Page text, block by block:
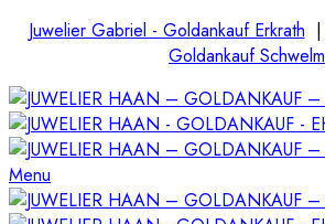
Juwelier Gabriel - Goldankauf Erkrath |
Goldankauf Schwelm
Menu